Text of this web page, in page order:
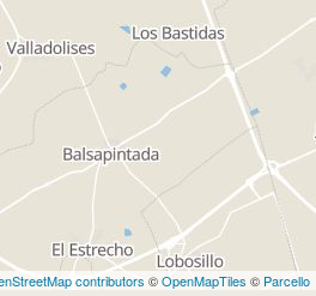
contributors ©OpenMapTiles © Parcello